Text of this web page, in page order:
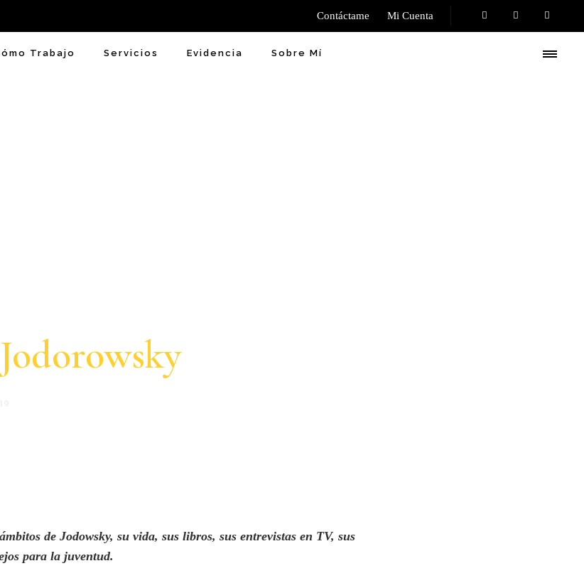
Contáctame Mi Cuenta
Trabajo Servicios Evidencia Sobre Mí
de Jodowsky, su vida, sus libros, sus entrevistas en TV, sus
para la juventud.